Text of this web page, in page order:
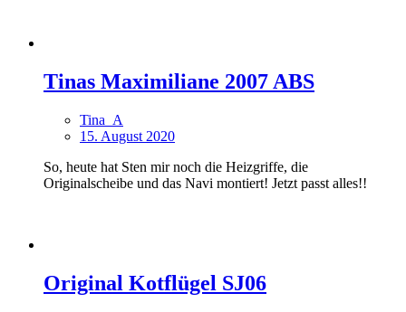
Tinas Maximiliane 2007 ABS
Tina_A
15. August 2020
So, heute hat Sten mir noch die Heizgriffe, die
Originalscheibe und das Navi montiert! Jetzt passt alles!!
Original Kotflügel SJ06